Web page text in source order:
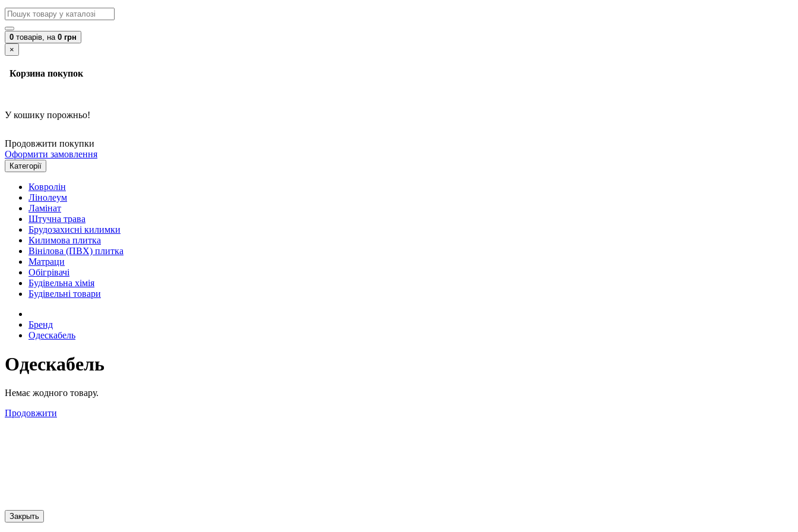
0 товарів, на 0 грн
×
Корзина покупок
У кошику порожньо!
Продовжити покупки
Оформити замовлення
Категорії
Ковролін
Лінолеум
Ламінат
Штучна трава
Брудозахисні килимки
Килимова плитка
Вінілова (ПВХ) плитка
Матраци
Обігрівачі
Будівельна хімія
Будівельні товари
Бренд
Одескабель
Одескабель
Немає жодного товару.
Продовжити
Закрыть